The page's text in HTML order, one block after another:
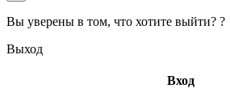
Вы уверены в том, что хотите выйти? ?
Выход
Вход